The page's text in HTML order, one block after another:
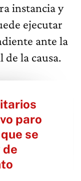
instancia y
ejecutar
ante la
de la causa.
paro
se
de